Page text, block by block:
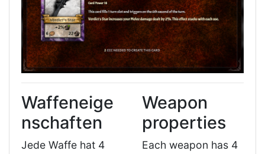
Waffeneige
nschaften
Jede Waffe hat 4
Weapon
properties
Each weapon has 4